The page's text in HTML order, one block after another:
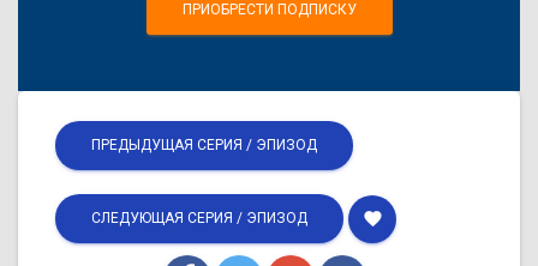
ПРИОБРЕСТИ ПОДПИСКУ
ПРЕДЫДУЩАЯ СЕРИЯ / ЭПИЗОД
СЛЕДУЮЩАЯ СЕРИЯ / ЭПИЗОД favorite